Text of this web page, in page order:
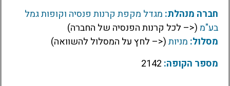
חברה מנהלת: מגדל מקפת קרנות פנסיה וקופות גמל
בע"מ (<– לכל קרנות הפנסיה של החברה)
מסלול: מניות(<– לחץ על המסלול להשוואה)
מספר הקופה: